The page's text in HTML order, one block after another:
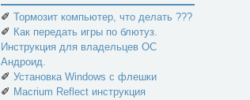
✐ Тормозит компьютер, что делать ???
✐ Как передать игры по блютуз.
Инструкция для владельцев ОС
Андроид.
✐ Установка Windows с флешки
✐ Macrium Reflect инструкция